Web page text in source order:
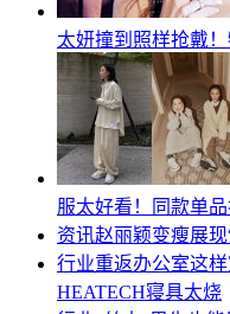
太妍撞到照样抢戴
服太好看！同款单
资讯赵丽颖变瘦展
行业重返办公室这
HEATECH寝具太烧